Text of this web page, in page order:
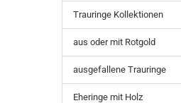
Trauringe Kollektionen
aus oder mit Rotgold
ausgefallene Trauringe
Eheringe mit Holz